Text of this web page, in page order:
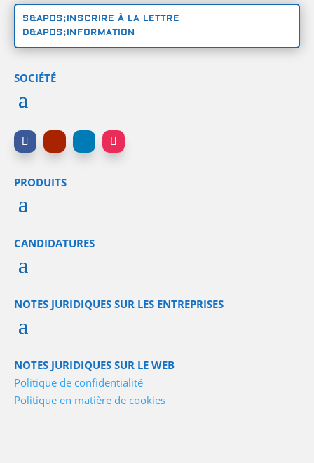
S&APOS;INSCRIRE À LA LETTRE
D&APOS;INFORMATION
SOCIÉTÉ
PRODUITS
CANDIDATURES
NOTES JURIDIQUES SUR LES ENTREPRISES
NOTES JURIDIQUES SUR LE WEB
Politique de confidentialité
Politique en matière de cookies